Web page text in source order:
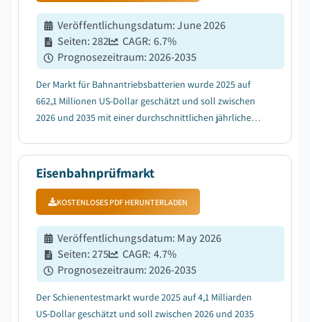
Veröffentlichungsdatum:June 2026
Seiten:282 CAGR: 6.7%
Prognosezeitraum:2026-2035
Der Markt für Bahnantriebsbatterien wurde 2025 auf
662,1 Millionen US-Dollar geschätzt und soll zwischen
2026 und 2035 mit einer durchschnittlichen jährlichen
Dekarbonisierungsziele....
Eisenbahnprüfmarkt
KOSTENLOSES PDF HERUNTERLADEN
Veröffentlichungsdatum: May 2026
Seiten:275 CAGR: 4.7%
Prognosezeitraum:2026-2035
Der Schienentestmarkt wurde 2025 auf 4,1 Milliarden
US-Dollar geschätzt und soll zwischen 2026 und 2035